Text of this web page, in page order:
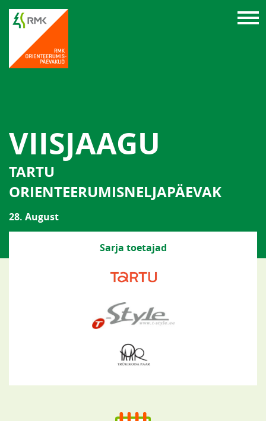
VIISJAAGU
TARTU
ORIENTEERUMISNELJAPÄEVAK
28. August
Sarja toetajad